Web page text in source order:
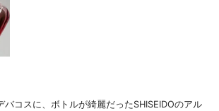
バコスに、ボトルが綺麗だったSHISEIDOのアル